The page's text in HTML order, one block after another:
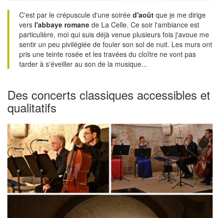
C'est par le crépuscule d'une soirée d'août que je me dirige
vers l'abbaye romane de La Celle. Ce soir l'ambiance est
particulière, moi qui suis déjà venue plusieurs fois j'avoue me
sentir un peu pivilégiée de fouler son sol de nuit. Les murs ont
pris une teinte rosée et les travées du cloître ne vont pas
tarder à s'éveiller au son de la musique...
Des concerts classiques accessibles et
qualitatifs